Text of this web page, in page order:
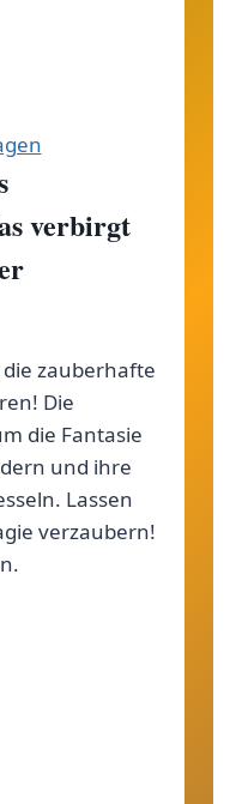
verbirgt
die zauberhafte
Die
die Fantasie
und ihre
Lassen
verzaubern!